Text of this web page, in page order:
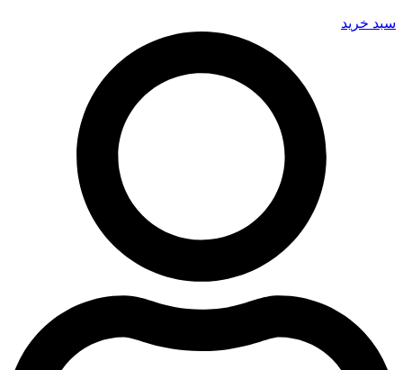
سبد خرید